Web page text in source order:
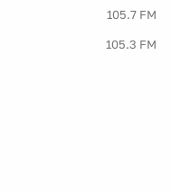
105.7 FM
105.3 FM